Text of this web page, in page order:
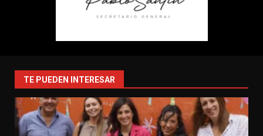
TE PUEDEN INTERESAR